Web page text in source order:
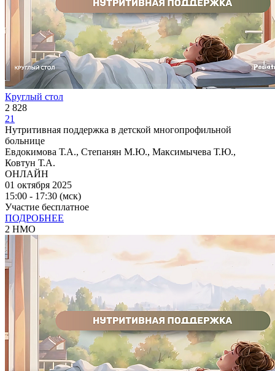
Круглый стол
2 828
21
Нутритивная поддержка в детской многопрофильной
больнице
Евдокимова Т.А., Степанян М.Ю., Максимычева Т.Ю.,
Ковтун Т.А.
ОНЛАЙН
01 октября 2025
15:00 - 17:30 (мск)
Участие бесплатное
ПОДРОБНЕЕ
2 НМО